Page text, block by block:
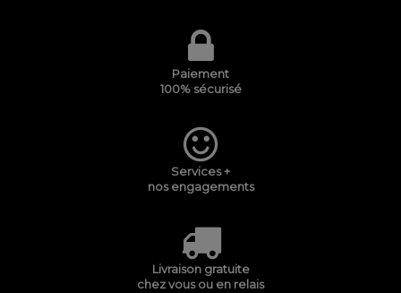
Paiement
100% sécurisé
Services +
nos engagements
Livraison gratuite
chez vous ou en relais